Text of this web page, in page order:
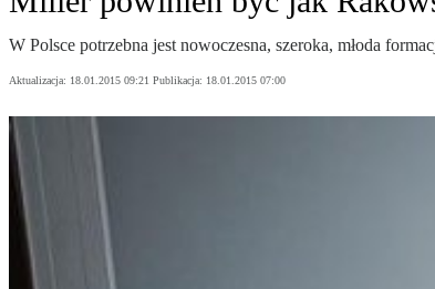
W Polsce potrzebna jest nowoczesna, szeroka, młoda
Aktualizacja: 18.01.2015 09:21 Publikacja: 18.01.2015 07:00